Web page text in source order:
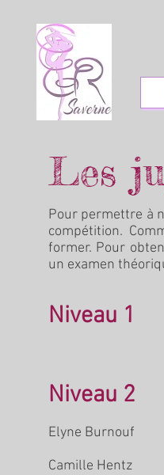
Les
Pour permettre à
compétition.
former. Pour
un examen
Niveau 1
Niveau 2
Elyne Burnouf
Camille Hentz